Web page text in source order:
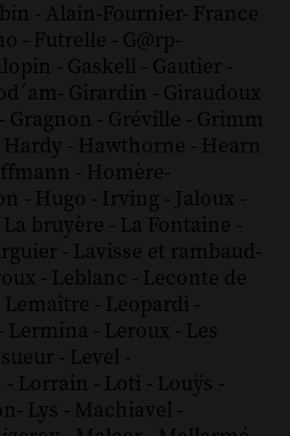
- Alain-Fournier- France
- Futrelle - G@rp-
- Gaskell - Gautier -
- Girardin - Giraudoux
- Gragnon - Gréville - Grimm
Hardy - Hawthorne - Hearn
- Homère-
- Hugo - Irving - Jaloux -
La bruyère - La Fontaine -
- Lavisse et rambaud-
- Leblanc - Leconte de
Lemaître - Leopardi -
- Lermina - Leroux - Les
- Level -
- Lorrain - Loti - Louÿs -
- Lys - Machiavel -